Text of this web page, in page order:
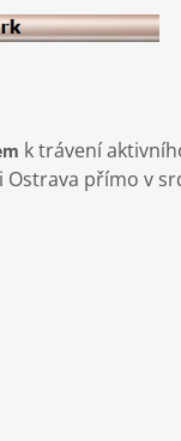
k trávení
Ostrava přímo v